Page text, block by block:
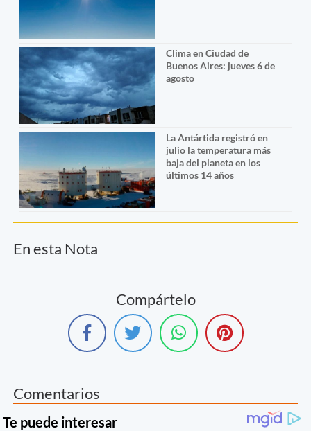
Clima en Ciudad de
Buenos Aires: jueves 6 de
agosto
La Antártida registró en
julio la temperatura más
baja del planeta en los
últimos 14 años
En esta Nota
Compártelo
Comentarios